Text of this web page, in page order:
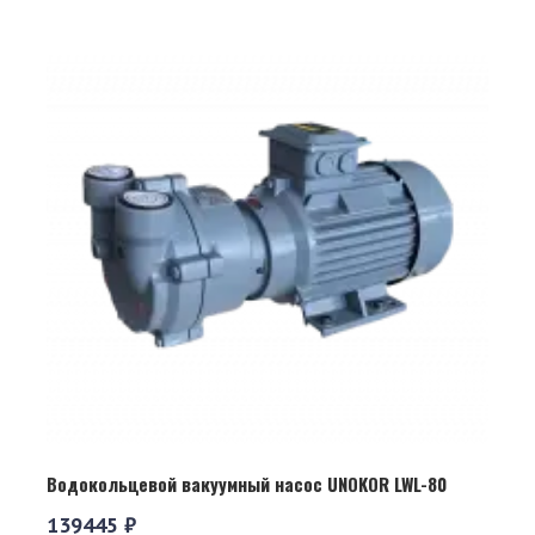
Водокольцевой вакуумный насос UNOKOR LWL-80
139445 ₽